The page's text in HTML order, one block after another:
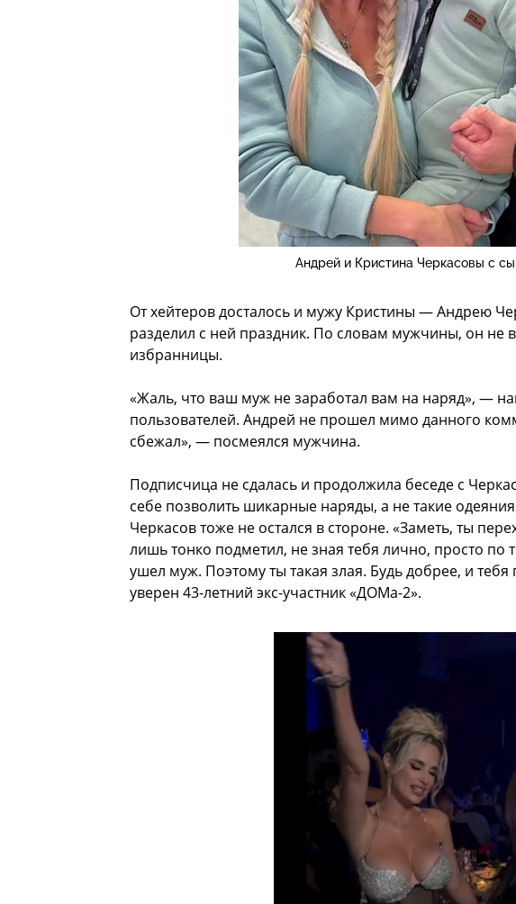
Андрей и Кристина Черкасовы с
От хейтеров досталось и мужу Кристины — Андрею
разделил с ней праздник. По словам мужчины, он не
избранницы.
«Жаль, что ваш муж не заработал вам на наряд», —
пользователей. Андрей не прошел мимо данного
сбежал», — посмеялся мужчина.
Подписчица не сдалась и продолжила беседе с
себе позволить шикарные наряды, а не такие
Черкасов тоже не остался в стороне. «Заметь, ты
лишь тонко подметил, не зная тебя лично, просто
ушел муж. Поэтому ты такая злая. Будь добрее, и
уверен 43-летний экс-участник «ДОМа-2».